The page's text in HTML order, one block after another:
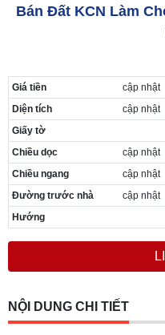
Bán Đất KCN Làm
Giá tiền
cập nhật
Diện tích
cập nhật
Giấy tờ
Chiều dọc
cập nhật
Chiều ngang
cập nhật
Đường trước nhà
cập nhật
Hướng
NỘI DUNG CHI TIẾT